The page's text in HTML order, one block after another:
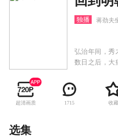
独播 蒋劲夫
弘治年间，秀
数日之后，大
愧，当即决定
杨凌利用自己
马昂解除了杀
超清画质 1715 收藏
选集